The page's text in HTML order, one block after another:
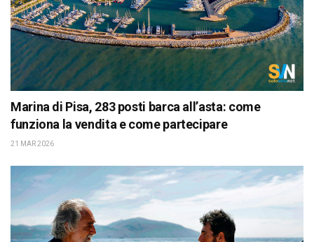
Marina di Pisa, 283 posti barca all’asta: come
funziona la vendita e come partecipare
21 MAR 2026